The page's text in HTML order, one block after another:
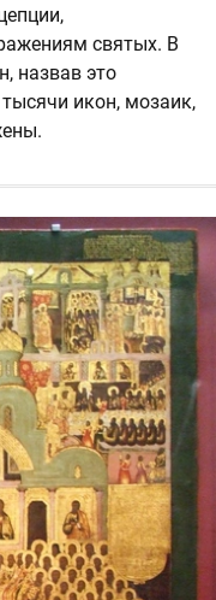
святых. В
назвав это
икон, мозаик,